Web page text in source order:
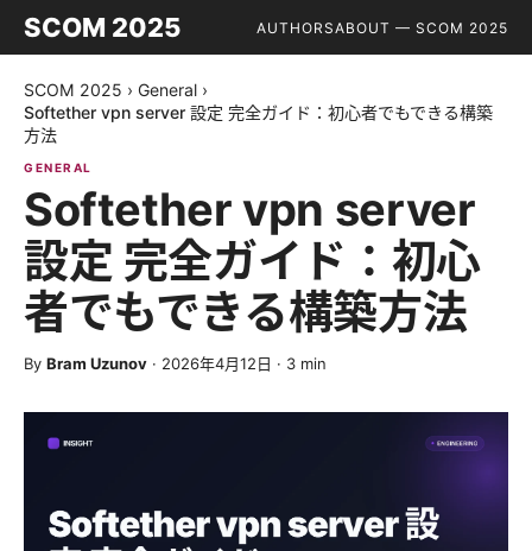
SCOM 2025 AUTHORSABOUT — SCOM 2025
SCOM 2025 › General ›
Softether vpn server 設定 完全ガイド：初心者でもできる構築
方法
GENERAL
Softether vpn server
設定 完全ガイド：初心
者でもできる構築方法
By Bram Uzunov · 2026年4月12日 · 3 min